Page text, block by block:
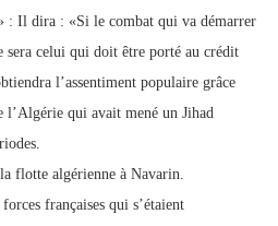
: Il dira : «Si le combat qui va démarrer
sera celui qui doit être porté au crédit
l’assentiment populaire grâce
l’Algérie qui avait mené un Jihad
flotte algérienne à Navarin.
françaises qui s’étaient